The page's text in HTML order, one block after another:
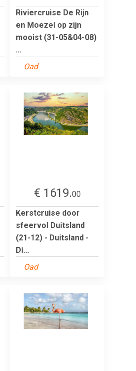
Riviercruise De Rijn
en Moezel op zijn
mooist (31-05&04-08)
...
Oad
€ 1619.00
Kerstcruise door
sfeervol Duitsland
(21-12) - Duitsland -
Di...
Oad